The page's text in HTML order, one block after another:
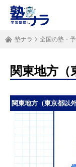
塾ナラ 全国の塾・
関東地方（
関東地方（東京都以